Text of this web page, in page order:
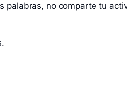
palabras, no comparte tu